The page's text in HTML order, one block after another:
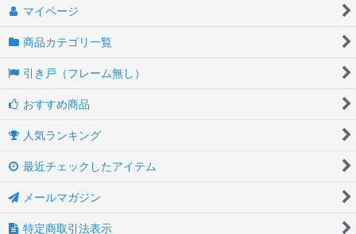
マイページ
商品カテゴリ一覧
引き戸（フレーム無し）
おすすめ商品
人気ランキング
最近チェックしたアイテム
メールマガジン
特定商取引法表示